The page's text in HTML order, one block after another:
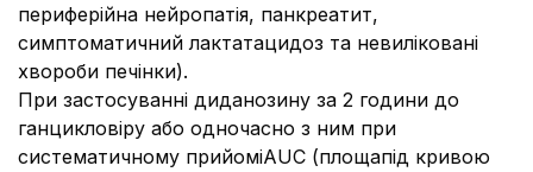
периферійна нейропатія, панкреатит,
симптоматичний лактатацидоз та невиліковані
хвороби печінки).
При застосуванні диданозину за 2 години до
ганцикловіру або одночасно з ним при
систематичному прийоміAUC (площапід кривою